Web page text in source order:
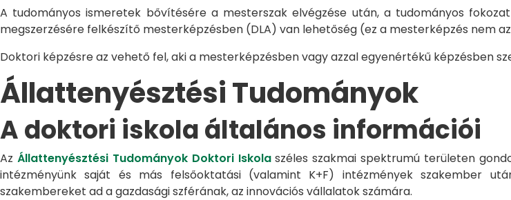
A tudományos ismeretek bővítésére a mesterszak elvégzése után, a tudományos
megszerzésére felkészítő mesterképzésben (DLA) van lehetőség (ez a mesterképzés nem
Doktori képzésre az vehető fel, aki a mesterképzésben vagy azzal egyenértékű képzésben
Állattenyésztési Tudományok
A doktori iskola általános információi
Az Állattenyésztési Tudományok Doktori Iskolaszéles szakmai spektrumú területen
intézményünk saját és más felsőoktatási (valamint K+F) intézmények szakember
szakembereket ad a gazdasági szférának, az innovációs vállalatok számára.